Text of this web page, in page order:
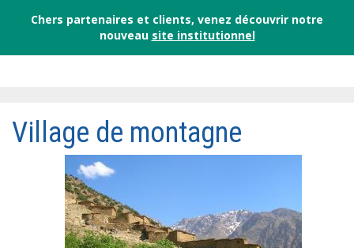
Chers partenaires et clients, venez découvrir notre
nouveau site institutionnel
Village de montagne